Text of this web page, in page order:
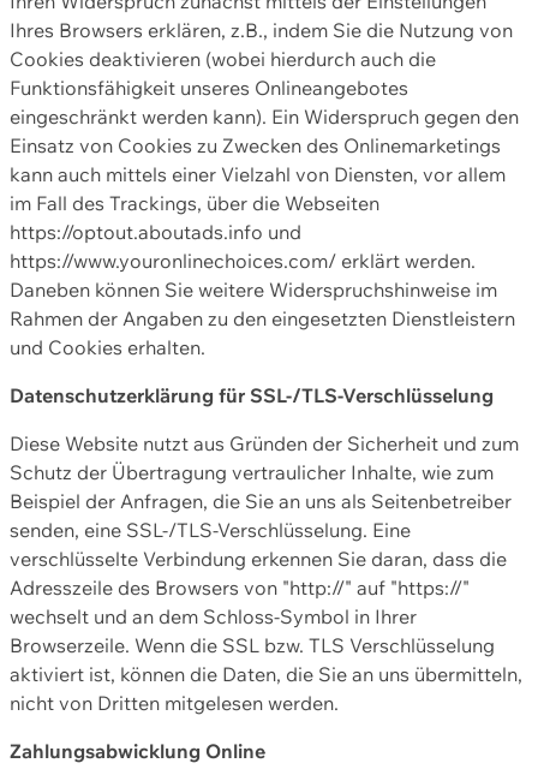
Ihres Browsers erklären, z.B., indem Sie die Nutzung von
Cookies deaktivieren (wobei hierdurch auch die
Funktionsfähigkeit unseres Onlineangebotes
eingeschränkt werden kann). Ein Widerspruch gegen den
Einsatz von Cookies zu Zwecken des Onlinemarketings
kann auch mittels einer Vielzahl von Diensten, vor allem
im Fall des Trackings, über die Webseiten
https://optout.aboutads.info und
https://www.youronlinechoices.com/ erklärt werden.
Daneben können Sie weitere Widerspruchshinweise im
Rahmen der Angaben zu den eingesetzten Dienstleistern
und Cookies erhalten.
Datenschutzerklärung für SSL-/TLS-Verschlüsselung
Diese Website nutzt aus Gründen der Sicherheit und zum
Schutz der Übertragung vertraulicher Inhalte, wie zum
Beispiel der Anfragen, die Sie an uns als Seitenbetreiber
senden, eine SSL-/TLS-Verschlüsselung. Eine
verschlüsselte Verbindung erkennen Sie daran, dass die
Adresszeile des Browsers von "http://" auf "https://"
wechselt und an dem Schloss-Symbol in Ihrer
Browserzeile. Wenn die SSL bzw. TLS Verschlüsselung
aktiviert ist, können die Daten, die Sie an uns übermitteln,
nicht von Dritten mitgelesen werden.
Zahlungsabwicklung Online